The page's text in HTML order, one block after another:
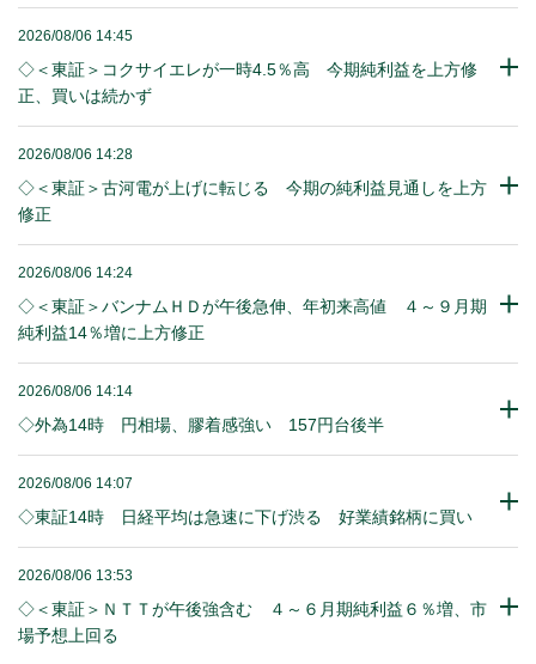
2026/08/06 14:45
◇＜東証＞コクサイエレが一時4.5％高 今期純利益を上方修
正、買いは続かず
2026/08/06 14:28
◇＜東証＞古河電が上げに転じる 今期の純利益見通しを上方
修正
2026/08/06 14:24
◇＜東証＞バンナムＨＤが午後急伸、年初来高値 ４～９月期
純利益14％増に上方修正
2026/08/06 14:14
◇外為14時 円相場、膠着感強い 157円台後半
2026/08/06 14:07
◇東証14時 日経平均は急速に下げ渋る 好業績銘柄に買い
2026/08/06 13:53
◇＜東証＞ＮＴＴが午後強含む ４～６月期純利益６％増、市
場予想上回る